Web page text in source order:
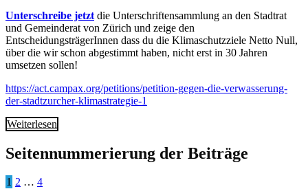
Unterschreibe jetzt die Unterschriftensammlung an den Stadtrat
und Gemeinderat von Zürich und zeige den
EntscheidungsträgerInnen dass du die Klimaschutzziele Netto Null,
über die wir schon abgestimmt haben, nicht erst in 30 Jahren
umsetzen sollen!
https://act.campax.org/petitions/petition-gegen-die-verwasserung-
der-stadtzurcher-klimastrategie-1
Weiterlesen
Seitennummerierung der Beiträge
1 2 … 4